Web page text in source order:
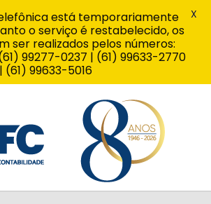
está temporariamente
o serviço é restabelecido, os
ser realizados pelos números:
99277-0237 | (61) 99633-2770
| (61) 99633-5016
X